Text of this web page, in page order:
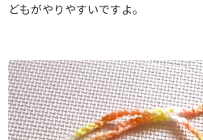
どもがやりやすいですよ。